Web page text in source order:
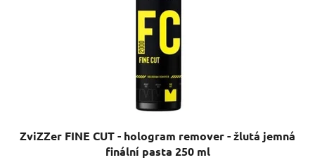
ZviZZer FINE CUT - hologram remover - žlutá jemná
finální pasta 250 ml